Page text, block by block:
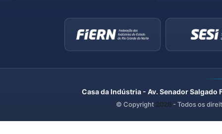
Casa da Indústria - Av. Senador
© Copyright 2026 - Todos os